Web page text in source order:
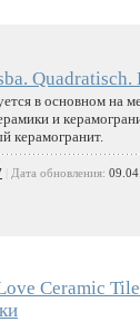
в основном на
и
керамогранит.
Дата обновления:
Ceramic